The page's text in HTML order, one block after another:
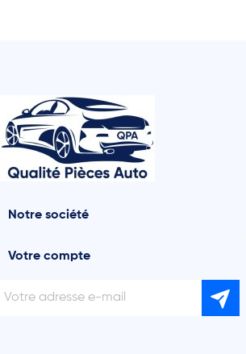
Notre société
Votre compte